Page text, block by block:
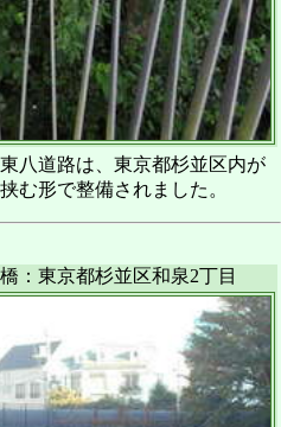
八道路は、東京都杉並区内が
む形で整備されました。
：東京都杉並区和泉2丁目